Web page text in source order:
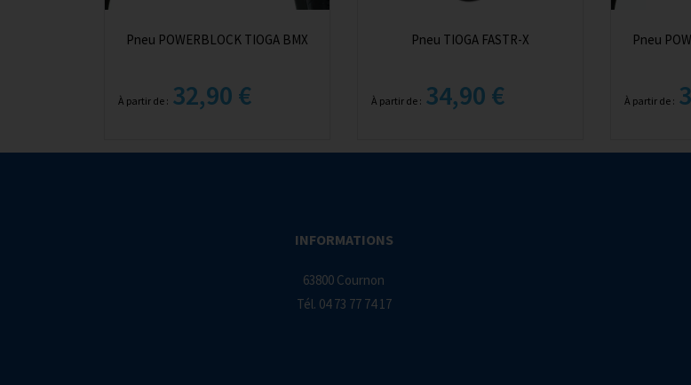
Pneu POWERBLOCK TIOGA BMX
À partir de : 32,90 €
Pneu TIOGA FASTR-X
À partir de : 34,90 €
Pneu
À partir de :
INFORMATIONS
63800 Cournon
Tél. 04 73 77 74 17